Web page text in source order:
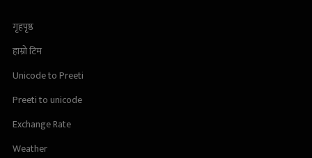
गृहपृष्ठ
हाम्रो टिम
Unicode to Preeti
Preeti to unicode
Exchange Rate
Weather